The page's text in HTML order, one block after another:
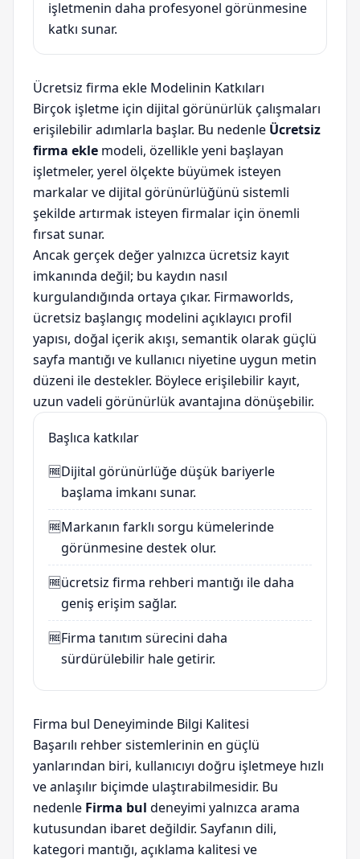
işletmenin daha profesyonel görünmesine
katkı sunar.
Ücretsiz firma ekle Modelinin Katkıları
Birçok işletme için dijital görünürlük çalışmaları
erişilebilir adımlarla başlar. Bu nedenle Ücretsiz
firma ekle modeli, özellikle yeni başlayan
işletmeler, yerel ölçekte büyümek isteyen
markalar ve dijital görünürlüğünü sistemli
şekilde artırmak isteyen firmalar için önemli
fırsat sunar.
Ancak gerçek değer yalnızca ücretsiz kayıt
imkanında değil; bu kaydın nasıl
kurgulandığında ortaya çıkar. Firmaworlds,
ücretsiz başlangıç modelini açıklayıcı profil
yapısı, doğal içerik akışı, semantik olarak güçlü
sayfa mantığı ve kullanıcı niyetine uygun metin
düzeni ile destekler. Böylece erişilebilir kayıt,
uzun vadeli görünürlük avantajına dönüşebilir.
Başlıca katkılar
🆓Dijital görünürlüğe düşük bariyerle
başlama imkanı sunar.
🆓Markanın farklı sorgu kümelerinde
görünmesine destek olur.
🆓ücretsiz firma rehberi mantığı ile daha
geniş erişim sağlar.
🆓Firma tanıtım sürecini daha
sürdürülebilir hale getirir.
Firma bul Deneyiminde Bilgi Kalitesi
Başarılı rehber sistemlerinin en güçlü
yanlarından biri, kullanıcıyı doğru işletmeye hızlı
ve anlaşılır biçimde ulaştırabilmesidir. Bu
nedenle Firma bul deneyimi yalnızca arama
kutusundan ibaret değildir. Sayfanın dili,
kategori mantığı, açıklama kalitesi ve